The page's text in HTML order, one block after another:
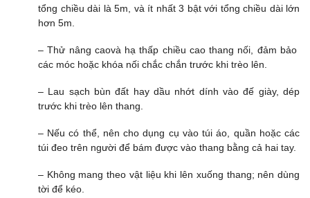
tổng chiều dài là 5m, và ít nhất 3 bật với tổng chiều dài lớn
hơn 5m.
– Thử nâng caovà hạ thấp chiều cao thang nối, đảm bảo
các móc hoặc khóa nối chắc chắn trước khi trèo lên.
– Lau sạch bùn đất hay dầu nhớt dính vào đế giày, dép
trước khi trèo lên thang.
– Nếu có thể, nên cho dụng cụ vào túi áo, quần hoặc các
túi đeo trên người để bám được vào thang bằng cả hai tay.
– Không mang theo vật liệu khi lên xuống thang; nên dùng
tời để kéo.